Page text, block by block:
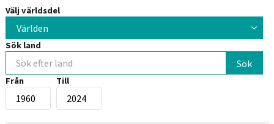
Välj världsdel
Världen
Sök land
Från Till